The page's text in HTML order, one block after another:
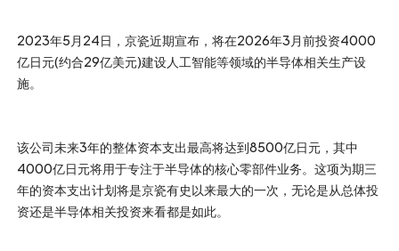
2023年5月24日，京瓷近期宣布，将在2026年3月前投资4000
亿日元(约合29亿美元)建设人工智能等领域的半导体相关生产设
施。
该公司未来3年的整体资本支出最高将达到8500亿日元，其中
4000亿日元将用于专注于半导体的核心零部件业务。这项为期三
年的资本支出计划将是京瓷有史以来最大的一次，无论是从总体投
资还是半导体相关投资来看都是如此。